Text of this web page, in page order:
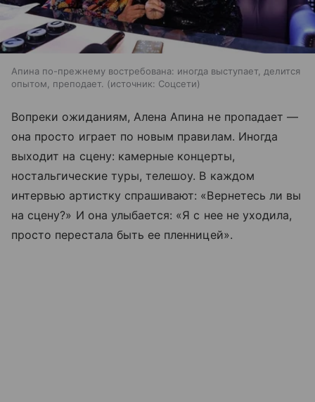
Апина по-прежнему востребована: иногда выступает, делится
опытом, преподает.
источник: Соцсети
Вопреки ожиданиям, Алена Апина не пропадает —
она просто играет по новым правилам. Иногда
выходит на сцену: камерные концерты,
ностальгические туры, телешоу. В каждом
интервью артистку спрашивают: «Вернетесь ли вы
на сцену?» И она улыбается: «Я с нее не уходила,
просто перестала быть ее пленницей».